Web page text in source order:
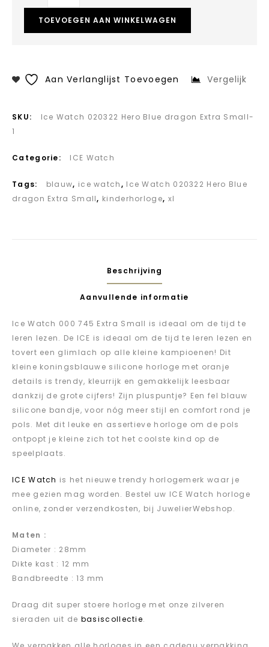
TOEVOEGEN AAN WINKELWAGEN
Aan Verlanglijst Toevoegen Vergelijk
SKU:
Ice Watch 020322 Hero Blue dragon Extra Small-
1
Categorie: ICE Watch
Tags: blauw, ice watch, Ice Watch 020322 Hero Blue
dragon Extra Small, kinderhorloge, xl
Beschrijving
Aanvullende informatie
Ice Watch 000 745 Extra Small is ideaal om de tijd te
leren lezen. De ICE is ideaal om de tijd te leren lezen en
tovert een glimlach op alle kleine kampioenen! Dit
kleine koningsblauwe silicone horloge met oranje
details is trendy, kleurrijk en gemakkelijk leesbaar
dankzij de grote cijfers! Zijn pluspuntje? Een fel blauw
silicone bandje, voor nóg meer stijl en comfort rond je
pols. Met dit leuke en assertieve horloge om de pols
ontpopt je kleine zich tot het coolste kind op de
speelplaats.
ICE Watch is het nieuwe trendy horlogemerk waar je
mee gezien mag worden. Bestel uw ICE Watch horloge
online, zonder verzendkosten, bij JuwelierWebshop.
Maten :
Diameter : 28mm
Dikte kast : 12 mm
Bandbreedte : 13 mm
Draag dit super stoere horloge met onze zilveren
sieraden uit de basiscollectie.